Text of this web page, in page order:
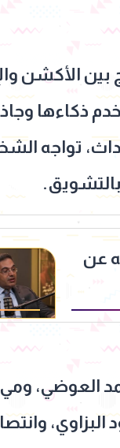
الأكشن
ذكاءها
تواجه
بالتشويق.
عن
ومي